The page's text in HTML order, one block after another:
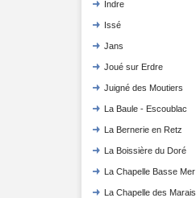
Indre
Issé
Jans
Joué sur Erdre
Juigné des Moutiers
La Baule - Escoublac
La Bernerie en Retz
La Boissière du Doré
La Chapelle Basse Mer
La Chapelle des Marais